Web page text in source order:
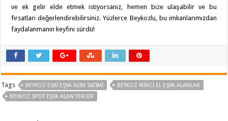
ve ek gelir elde etmek istiyorsanız, hemen bize ulaşabilir ve bu
fırsatları değerlendirebilirsiniz. Yüzlerce Beykozlu, bu imkanlarımızdan
faydalanmanın keyfini sürdü!
Tags BEYKOZ ESKI EŞYA ALIM SATIMI
BEYKOZ İKINCI EL EŞYA ALANLAR
BEYKOZ SPOT EŞYA ALAN YERLER